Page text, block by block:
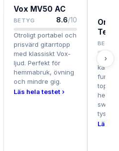
Vox MV50 AC
BETYG 8.6/10
Otroligt portabel och
prisvärd gitarrtopp
med klassiskt Vox-
ljud. Perfekt för
hemmabruk, övning
och mindre gig.
Läs hela testet ›
BETYG
topp
hem
tyst
Läs
›